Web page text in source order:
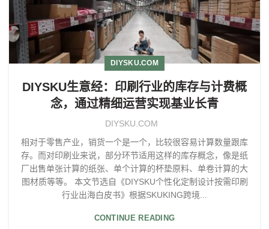
DIYSKU.COM
DIYSKU生意经：印刷行业的库存与计费概
念，通过精细运营实现基业长青
DIYSKU.COM
相对于零售产业，销货一个是一个，比较很容易计算数量跟库
存。而对印刷业来说，部分环节适用这样的库存概念，像是纸
厂出售单张计算的纸张、单个计算的杯垫原料、单卷计算的大
图材质等等。 本文节选自《DIYSKU个性化定制设计按需印刷
行业出海白皮书》根据SKUKING跨境...
CONTINUE READING